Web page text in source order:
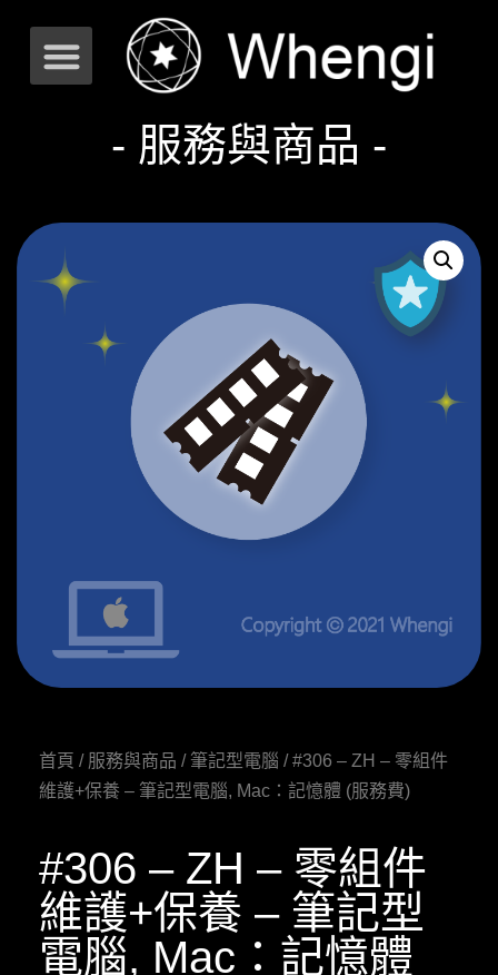
- 服務與商品 -
首頁 / 服務與商品 / 筆記型電腦 / #306 – ZH – 零組件
維護+保養 – 筆記型電腦, Mac：記憶體 (服務費)
#306 – ZH – 零組件
維護+保養 – 筆記型
電腦, Mac：記憶體